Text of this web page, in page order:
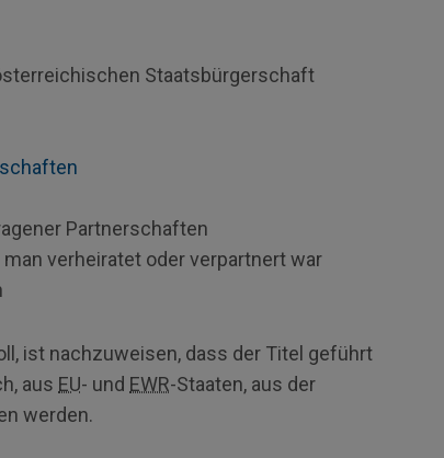
Staatsbürgerschaft
Partnerschaften
verheiratet oder verpartnert war
ist nachzuweisen, dass der Titel geführt
aus EU- und EWR-Staaten, aus der
werden.